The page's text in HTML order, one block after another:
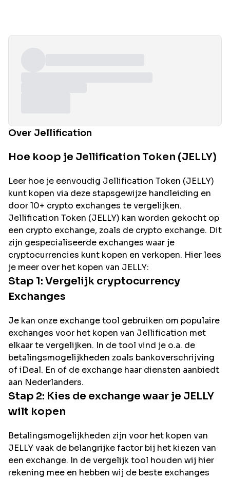
Over Jellification
Hoe koop je Jellification Token (JELLY)
Leer hoe je eenvoudig Jellification Token (JELLY)
kunt kopen via deze stapsgewijze handleiding en
door 10+ crypto exchanges te vergelijken.
Jellification Token (JELLY) kan worden gekocht op
een crypto exchange, zoals de crypto exchange. Dit
zijn gespecialiseerde exchanges waar je
cryptocurrencies kunt kopen en verkopen. Hier lees
je meer over het kopen van JELLY:
Stap 1: Vergelijk cryptocurrency
Exchanges
Je kan onze exchange tool gebruiken om populaire
exchanges voor het kopen van Jellification met
elkaar te vergelijken. In de tool vind je o.a. de
betalingsmogelijkheden zoals bankoverschrijving
of iDeal. En of de exchange haar diensten aanbiedt
aan Nederlanders.
Stap 2: Kies de exchange waar je JELLY
wilt kopen
Betalingsmogelijkheden zijn voor het kopen van
JELLYvaak de belangrijke factor bij het kiezen van
een exchange. In de vergelijk tool houden wij hier
rekening mee en hebben wij de beste exchanges